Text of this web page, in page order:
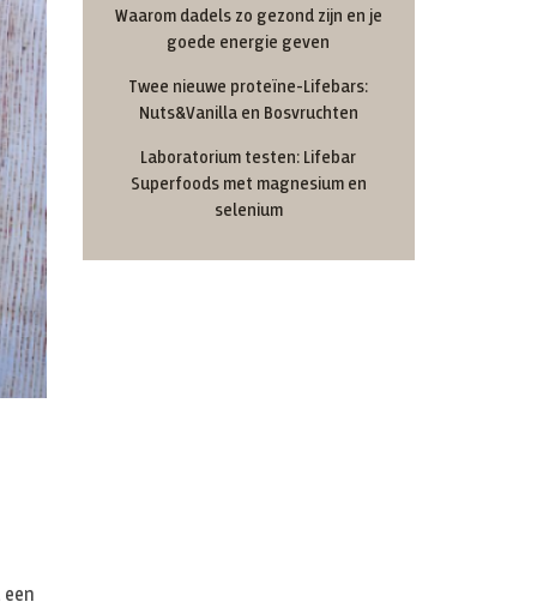
een
Waarom dadels zo gezond zijn en je
goede energie geven
Twee nieuwe proteïne-Lifebars:
Nuts&Vanilla en Bosvruchten
Laboratorium testen: Lifebar
Superfoods met magnesium en
selenium